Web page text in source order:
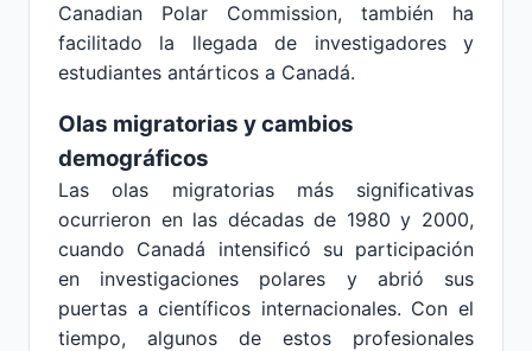
Canadian Polar Commission, también ha
facilitado la llegada de investigadores y
estudiantes antárticos a Canadá.
Olas migratorias y cambios
demográficos
Las olas migratorias más significativas
ocurrieron en las décadas de 1980 y 2000,
cuando Canadá intensificó su participación
en investigaciones polares y abrió sus
puertas a científicos internacionales. Con el
tiempo, algunos de estos profesionales